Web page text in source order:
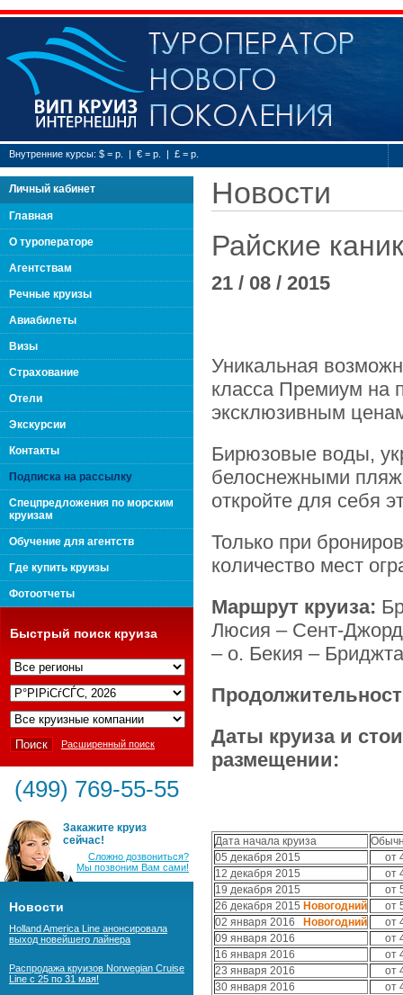
Туроператор нового
поколения "Вип Круиз
Интернешнл"
Внутренние курсы: $ = р. | € = р. | £ = р.
Личный кабинет
Главная
О туроператоре
Агентствам
Речные круизы
Авиабилеты
Визы
Страхование
Отели
Экскурсии
Контакты
Подписка на рассылку
Спецпредложения по морским
круизам
Обучение для агентств
Где купить круизы
Фотоотчеты
Быстрый поиск круиза
Расширенный поиск
(499) 769-55-55
Закажите круиз
сейчас!
Сложно дозвониться?
Мы позвоним Вам сами!
Новости
Holland America Line анонсировала
выход новейшего лайнера
Распродажа круизов Norwegian Cruise
Line с 25 по 31 мая!
Новости
Райские
21 / 08 / 2015
Уникальная
класса Премиум на
эксклюзивным
Бирюзовые воды,
белоснежными
откройте для себя
Только при
количество мест
Маршрут круиза:
Люсия – Сент-
– о. Бекия –
Даты круиза и
размещении:
Дата начала круиза
05 декабря 2015
от
12 декабря 2015
от
19 декабря 2015
от
26 декабря 2015 Новогодний
от
02 января 2016
Новогодний
от
09 января 2016
от
16 января 2016
от
23 января 2016
от
30 января 2016
от